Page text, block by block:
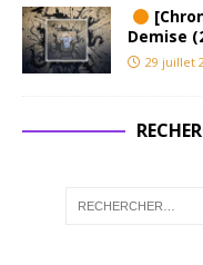
Demise
29 juillet